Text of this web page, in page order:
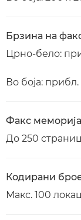
Брзина на
Црно-бело:
Во боја:
Факс меморија
До 250
Кодирани
Макс. 100